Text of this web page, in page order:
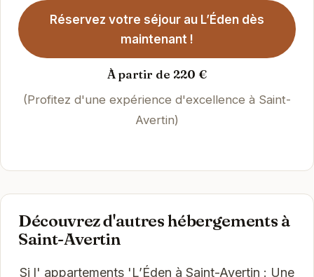
Réservez votre séjour au L’Éden dès
maintenant !
À partir de 220 €
(Profitez d'une expérience d'excellence à Saint-
Avertin)
Découvrez d'autres hébergements à
Saint-Avertin
Si l' appartements 'L’Éden à Saint-Avertin : Une